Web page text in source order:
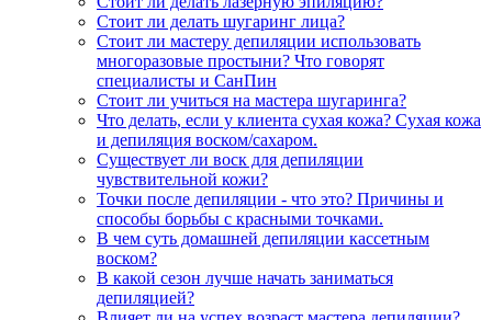
Стоит ли делать шугаринг лица?
Стоит ли мастеру депиляции использовать
многоразовые простыни? Что говорят
специалисты и СанПин
Стоит ли учиться на мастера шугаринга?
Что делать, если у клиента сухая кожа? Сухая кожа
и депиляция воском/сахаром.
Существует ли воск для депиляции
чувствительной кожи?
Точки после депиляции - что это? Причины и
способы борьбы с красными точками.
В чем суть домашней депиляции кассетным
воском?
В какой сезон лучше начать заниматься
депиляцией?